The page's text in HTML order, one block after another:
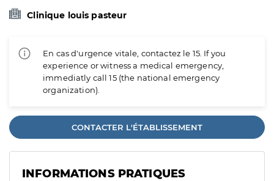
Clinique louis pasteur
En cas d'urgence vitale, contactez le 15. If you
experience or witness a medical emergency,
immediatly call 15 (the national emergency
organization).
CONTACTER L'ÉTABLISSEMENT
INFORMATIONS PRATIQUES